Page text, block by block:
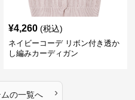
¥4,260 (税込)
ネイビーコーデ リボン付き透か
し編みカーディガン
の一覧へ ›